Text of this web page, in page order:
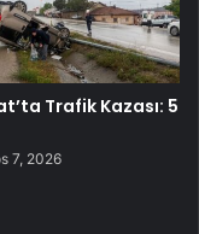
Trafik Kazası: 5
7, 2026